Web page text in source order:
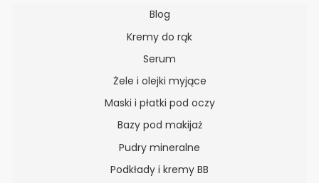
Blog
Kremy do rąk
Serum
Żele i olejki myjące
Maski i płatki pod oczy
Bazy pod makijaż
Pudry mineralne
Podkłady i kremy BB